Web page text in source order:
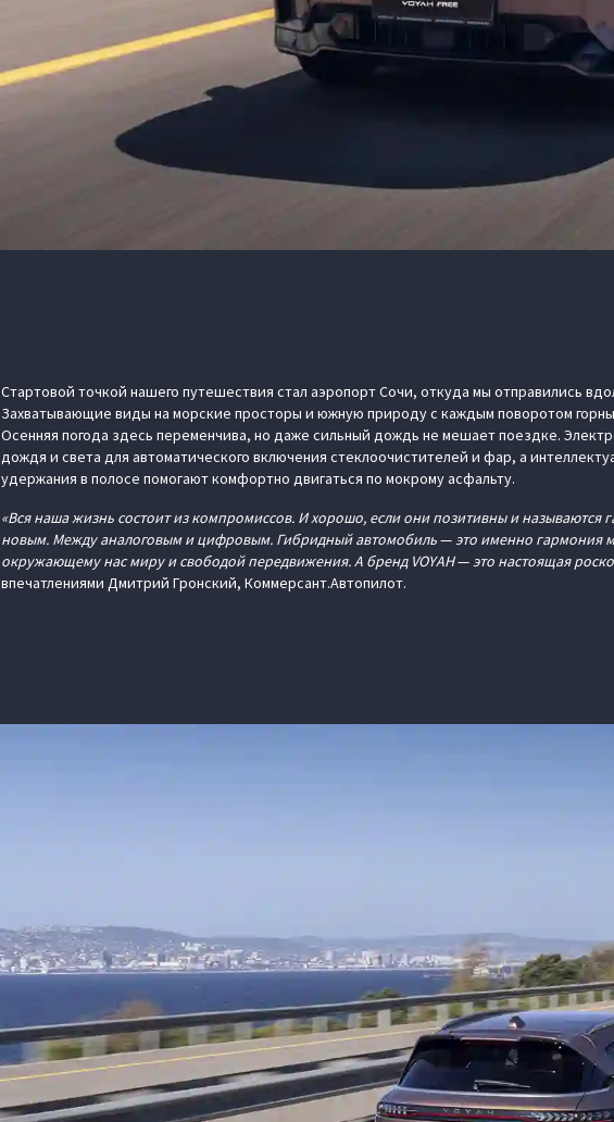
Стартовой точкой нашего путешествия стал аэропорт Сочи, откуда мы отправились
Захватывающие виды на морские просторы и южную природу с каждым поворотом
Осенняя погода здесь переменчива, но даже сильный дождь не мешает поездке.
дождя и света для автоматического включения стеклоочистителей и фар, а
удержания в полосе помогают комфортно двигаться по мокрому асфальту.
«Вся наша жизнь состоит из компромиссов. И хорошо, если они позитивны и
новым. Между аналоговым и цифровым. Гибридный автомобиль—это именно гармония
окружающему нас миру и свободой передвижения. А бренд VOYAH—это настоящая
впечатлениями Дмитрий Гронский, Коммерсант.Автопилот.